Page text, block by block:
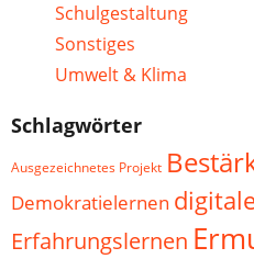
Schulgestaltung
Sonstiges
Umwelt & Klima
Schlagwörter
Ausgezeichnetes Projekt
Demokratielernen
Erfahrungslernen